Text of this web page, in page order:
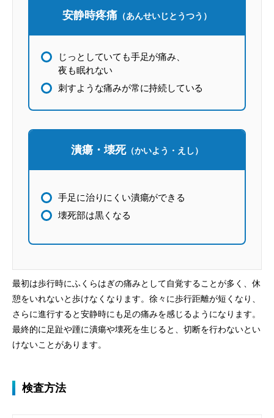
安静時疼痛 （あんせいじとうつう）
じっとしていても手足が痛み、
夜も眠れない
刺すような痛みが常に持続している
潰瘍・壊死（かいよう・えし）
手足に治りにくい潰瘍ができる
壊死部は黒くなる
最初は歩行時にふくらはぎの痛みとして自覚することが多く、休
憩をいれないと歩けなくなります。徐々に歩行距離が短くなり、
さらに進行すると安静時にも足の痛みを感じるようになります。
最終的に足趾や踵に潰瘍や壊死を生じると、切断を行わないとい
けないことがあります。
検査方法